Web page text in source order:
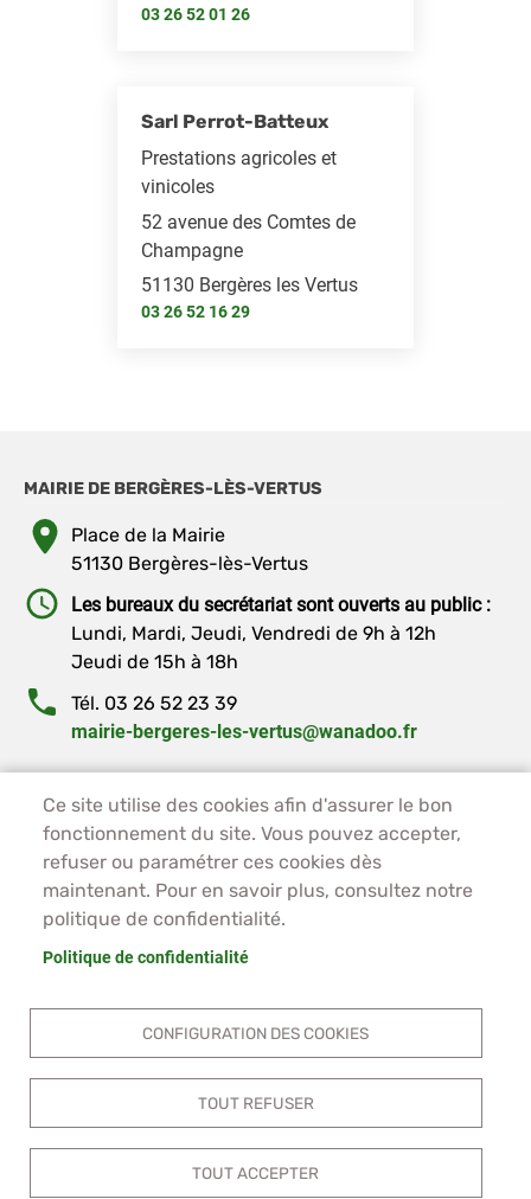
03 26 52 01 26
Sarl Perrot-Batteux
Prestations agricoles et
vinicoles
52 avenue des Comtes de
Champagne
51130 Bergères les Vertus
03 26 52 16 29
MAIRIE DE BERGÈRES-LÈS-VERTUS
Place de la Mairie
51130 Bergères-lès-Vertus
Les bureaux du secrétariat sont ouverts au public :
Lundi, Mardi, Jeudi, Vendredi de 9h à 12h
Jeudi de 15h à 18h
Tél. 03 26 52 23 39
mairie-bergeres-les-vertus@wanadoo.fr
Ce site utilise des cookies afin d'assurer le bon
fonctionnement du site. Vous pouvez accepter,
refuser ou paramétrer ces cookies dès
maintenant. Pour en savoir plus, consultez notre
politique de confidentialité.
Politique de confidentialité
CONFIGURATION DES COOKIES
TOUT REFUSER
TOUT ACCEPTER
PIED DE PAGE - BERGÈRES-LES-VERTUS
ACCUEIL
PLAN DU SITE
CONTACT
MENTIONS LÉGALES
DONNÉES PERSONNELLES
ACCESSIBILITÉ